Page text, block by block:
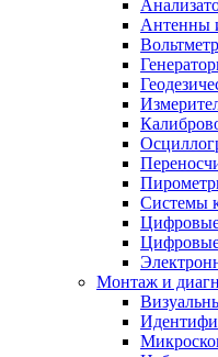
Антенны
Системы
Монтаж и